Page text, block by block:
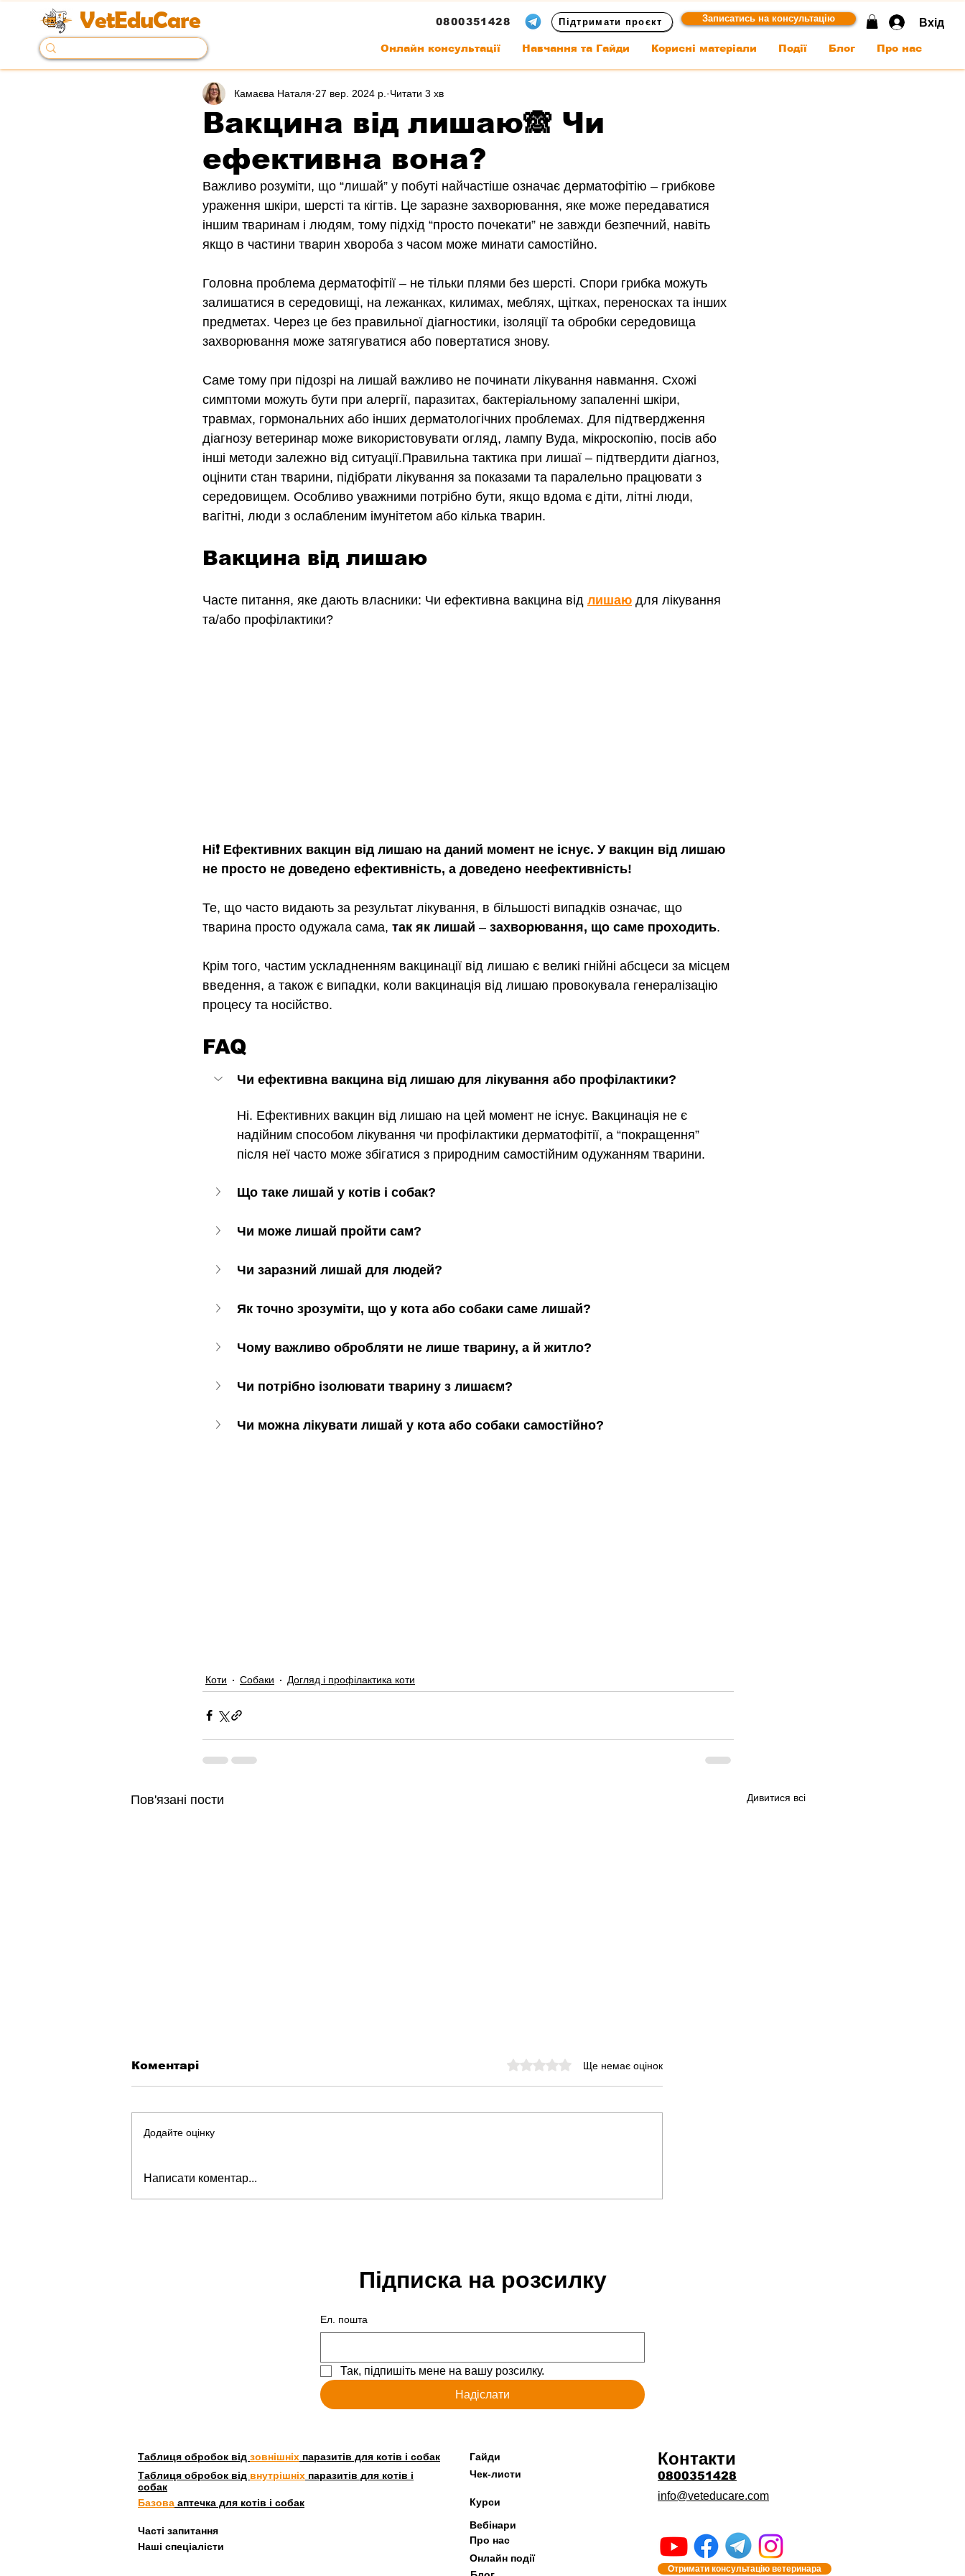
VetEduCare 0800351428 Підтримати проєкт Записатись на консультацію Вхід
Онлайн консультації Навчання та Гайди Корисні матеріали Події Блог Про нас
Вакцина від лишаю🙈 Чи
ефективна вона?
Камаєва Наталя 27 вер. 2024 р. Читати 3 хв
Важливо розуміти, що “лишай” у побуті найчастіше означає дерматофітію – грибкове
ураження шкіри, шерсті та кігтів. Це заразне захворювання, яке може передаватися
іншим тваринам і людям, тому підхід “просто почекати” не завжди безпечний, навіть
якщо в частини тварин хвороба з часом може минати самостійно.
Головна проблема дерматофітії – не тільки плями без шерсті. Спори грибка можуть
залишатися в середовищі, на лежанках, килимах, меблях, щітках, переносках та інших
предметах. Через це без правильної діагностики, ізоляції та обробки середовища
захворювання може затягуватися або повертатися знову.
Саме тому при підозрі на лишай важливо не починати лікування навмання. Схожі
симптоми можуть бути при алергії, паразитах, бактеріальному запаленні шкіри,
травмах, гормональних або інших дерматологічних проблемах. Для підтвердження
діагнозу ветеринар може використовувати огляд, лампу Вуда, мікроскопію, посів або
інші методи залежно від ситуації.Правильна тактика при лишаї – підтвердити діагноз,
оцінити стан тварини, підібрати лікування за показами та паралельно працювати з
середовищем. Особливо уважними потрібно бути, якщо вдома є діти, літні люди,
вагітні, люди з ослабленим імунітетом або кілька тварин.
Вакцина від лишаю
Часте питання, яке дають власники: Чи ефективна вакцина від лишаю для лікування
та/або профілактики?
Ні❗️ Ефективних вакцин від лишаю на даний момент не існує. У вакцин від лишаю
не просто не доведено ефективність, а доведено неефективність!
Те, що часто видають за результат лікування, в більшості випадків означає, що
тварина просто одужала сама, так як лишай – захворювання, що саме проходить.
Крім того, частим ускладненням вакцинації від лишаю є великі гнійні абсцеси за місцем
введення, а також є випадки, коли вакцинація від лишаю провокувала генералізацію
процесу та носійство.
FAQ
Чи ефективна вакцина від лишаю для лікування або профілактики?
Ні. Ефективних вакцин від лишаю на цей момент не існує. Вакцинація не є
надійним способом лікування чи профілактики дерматофітії, а “покращення”
після неї часто може збігатися з природним самостійним одужанням тварини.
Що таке лишай у котів і собак?
Чи може лишай пройти сам?
Чи заразний лишай для людей?
Як точно зрозуміти, що у кота або собаки саме лишай?
Чому важливо обробляти не лише тварину, а й житло?
Чи потрібно ізолювати тварину з лишаєм?
Чи можна лікувати лишай у кота або собаки самостійно?
Коти Собаки Догляд і профілактика коти
Пов'язані пости Дивитися всі
Чи болять зуби у собак
захворювання
Які ознаки?
Коментарі Оцінка: 0 з 5 зірок.Ще немає оцінок
Додайте оцінку
Написати коментар...
Підписка на розсилку
Ел. пошта
Так, підпишіть мене на вашу розсилку.
Надіслати
Таблиця обробок від зовнішніх паразитів для котів і собак
Таблиця обробок від внутрішніх паразитів для котів і
собак
Базова аптечка для котів і собак
Часті запитання
Наші спеціалісти
Гайди
Чек-листи
Курси
Вебінари
Про нас
Онлайн події
0800351428
info@veteducare.com
Контакти
Отримати консультацію ветеринара